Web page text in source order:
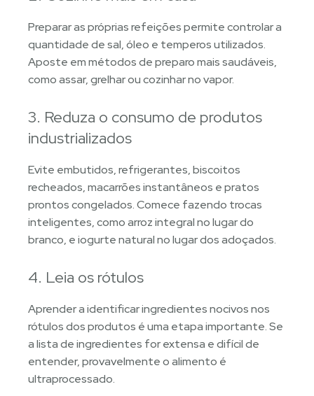
Preparar as próprias refeições permite controlar a
quantidade de sal, óleo e temperos utilizados.
Aposte em métodos de preparo mais saudáveis,
como assar, grelhar ou cozinhar no vapor.
3. Reduza o consumo de produtos
industrializados
Evite embutidos, refrigerantes, biscoitos
recheados, macarrões instantâneos e pratos
prontos congelados. Comece fazendo trocas
inteligentes, como arroz integral no lugar do
branco, e iogurte natural no lugar dos adoçados.
4. Leia os rótulos
Aprender a identificar ingredientes nocivos nos
rótulos dos produtos é uma etapa importante. Se
a lista de ingredientes for extensa e difícil de
entender, provavelmente o alimento é
ultraprocessado.